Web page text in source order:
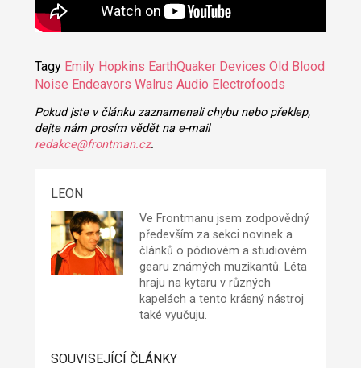
Tagy Emily Hopkins EarthQuaker Devices Old Blood
Noise Endeavors Walrus Audio Electrofoods
Pokud jste v článku zaznamenali chybu nebo překlep,
dejte nám prosím vědět na e-mail
redakce@frontman.cz.
LEON
Ve Frontmanu jsem zodpovědný
především za sekci novinek a
článků o pódiovém a studiovém
gearu známých muzikantů. Léta
hraju na kytaru v různých
kapelách a tento krásný nástroj
také vyučuju.
SOUVISEJÍCÍ ČLÁNKY